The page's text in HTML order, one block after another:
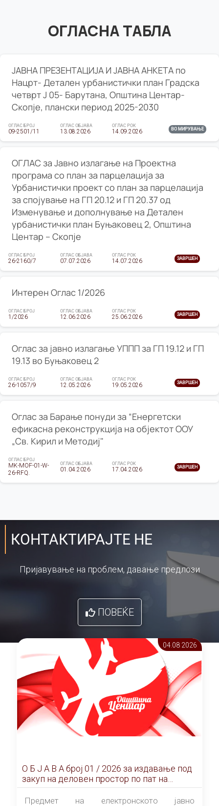
ОГЛАСНА ТАБЛА
ЈАВНА ПРЕЗЕНТАЦИЈА И ЈАВНА АНКЕТА по
Нацрт- Детален урбанистички план Градска
четврт Ј 05- Барутана, Општина Центар-
Скопје, плански период 2025-2030
ОГЛАС БРОЈ
09-2501/11
ОГЛАС ОБЈАВА
13.08.2026
ОГЛАС РОК
14.09.2026 ВО МИРУВАЊЕ
ОГЛАС за Јавно излагање на Проектна
програма со план за парцелација за
Урбанистички проект со план за парцелација
за спојување на ГП 20.12 и ГП 20.37 од
Изменување и дополнување на Детален
урбанистички план Буњаковец 2, Општина
Центар – Скопје
ОГЛАС БРОЈ
26-2160/7
ОГЛАС ОБЈАВА
07.07.2026
ОГЛАС РОК
14.07.2026 ЗАВРШЕН
Интерен Оглас 1/2026
ОГЛАС БРОЈ
1/2026
ОГЛАС ОБЈАВА
12.06.2026
ОГЛАС РОК
25.06.2026 ЗАВРШЕН
Оглас за јавно излагање УППП за ГП 19.12 и ГП
19.13 во Буњаковец 2
ОГЛАС БРОЈ
26-1057/9
ОГЛАС ОБЈАВА
12.05.2026
ОГЛАС РОК
19.05.2026 ЗАВРШЕН
Оглас за Барање понуди за “Енергетски
ефикасна реконструкција на објектот ООУ
„Св. Кирил и Методиј"
ОГЛАС БРОЈ
MK-MOF-01-W-
26-RFQ.
ОГЛАС ОБЈАВА
01.04.2026
ОГЛАС РОК
17.04.2026 ЗАВРШЕН
КОНТАКТИРАЈТЕ НЕ
Пријавување на проблем, давање предлози
ПОВЕЌЕ
04.08 2026
О Б Ј А В А брoj 01 / 2026 за издавање под
закуп на деловен простор по пат на
ЕЛЕКТРОНСКО ЈАВНО НАДДАВАЊЕ
Предмет на електронското јавно